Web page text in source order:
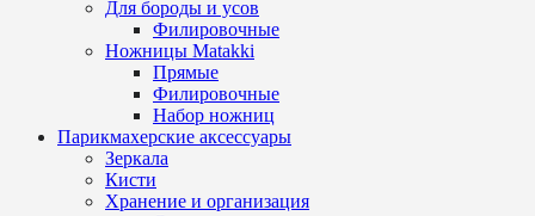
Для бороды и усов
Филировочные
Ножницы Matakki
Прямые
Филировочные
Набор ножниц
Парикмахерские аксессуары
Зеркала
Кисти
Хранение и организация